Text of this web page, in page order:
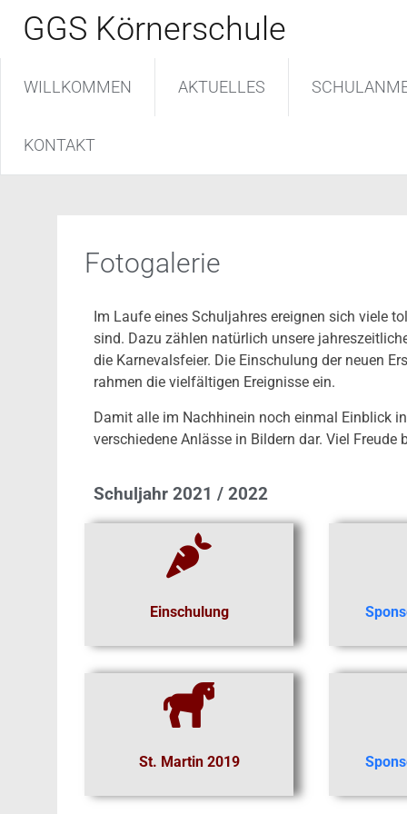
GGS Körnerschule
WILLKOMMEN AKTUELLES
KONTAKT
Fotogalerie
Im Laufe eines Schuljahres ereignen sich viele
sind. Dazu zählen natürlich unsere
die Karnevalsfeier. Die Einschulung der neuen
rahmen die vielfältigen Ereignisse ein.
Damit alle im Nachhinein noch einmal Einblick
verschiedene Anlässe in Bildern dar. Viel Freude
Schuljahr 2021 / 2022
Einschulung
St. Martin 2019